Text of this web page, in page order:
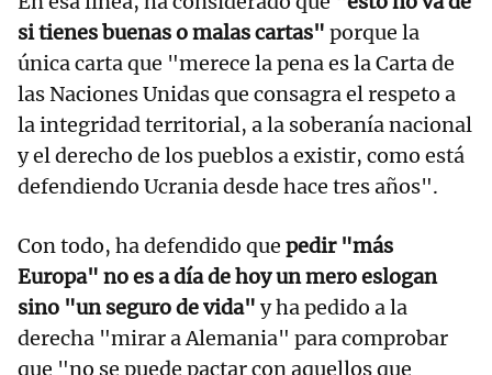
si tienes buenas o malas cartas" porque la
única carta que "merece la pena es la Carta de
las Naciones Unidas que consagra el respeto a
la integridad territorial, a la soberanía nacional
y el derecho de los pueblos a existir, como está
defendiendo Ucrania desde hace tres años".
Con todo, ha defendido que pedir "más
Europa" no es a día de hoy un mero eslogan
sino "un seguro de vida" y ha pedido a la
derecha "mirar a Alemania" para comprobar
que "no se puede pactar con aquellos que